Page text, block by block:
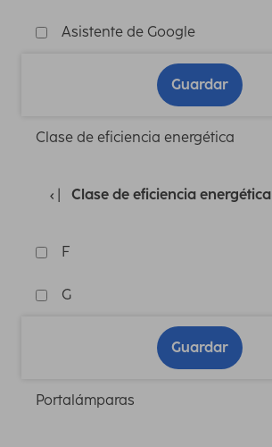
Asistente de Google
Guardar
Clase de eficiencia energética
Clase de eficiencia energética
F
G
Guardar
Portalámparas